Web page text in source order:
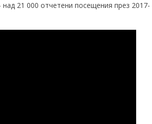
21 000 отчетени посещения през 2017-